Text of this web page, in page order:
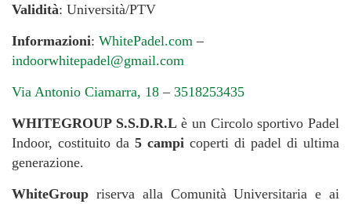
Validità: Università/PTV
Informazioni: WhitePadel.com –
indoorwhitepadel@gmail.com
Via Antonio Ciamarra, 18 – 3518253435
WHITEGROUP S.S.D.R.Lè un Circolo sportivo Padel
Indoor, costituito da 5 campi coperti di padel di ultima
generazione.
WhiteGroup riserva alla Comunità Universitaria e ai